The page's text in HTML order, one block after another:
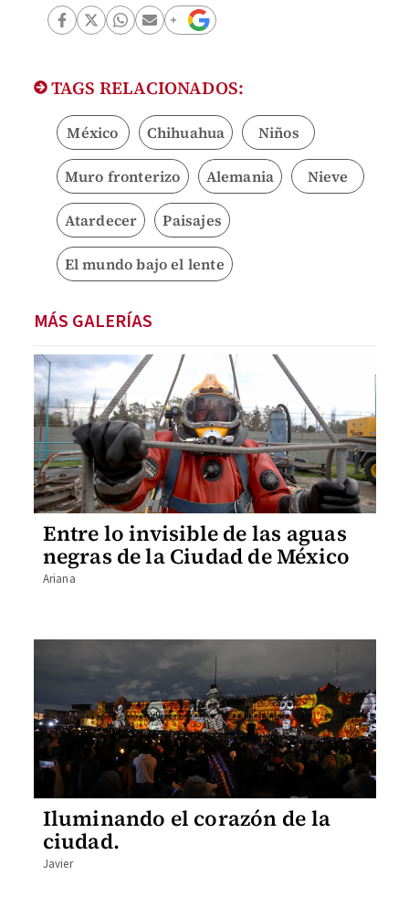
TAGS RELACIONADOS:
México Chihuahua Niños
Muro fronterizo Alemania Nieve
Atardecer Paisajes
El mundo bajo el lente
MÁS GALERÍAS
Entre lo invisible de las aguas
negras de la Ciudad de México
Ariana
Iluminando el corazón de la
ciudad.
Javier